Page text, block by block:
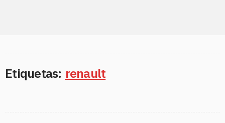
Etiquetas: renault